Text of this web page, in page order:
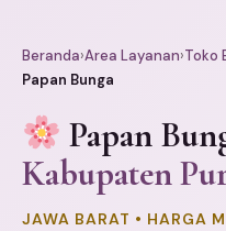
Beranda›Area Layanan›Toko
Papan Bunga
Papan
Kabupaten
JAWA BARAT • HARGA